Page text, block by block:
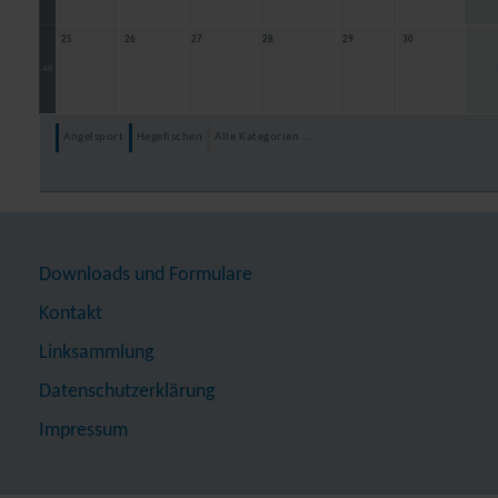
25 26 27 28 29 30
Angelsport Hegefischen Alle Kategorien ...
Downloads und Formulare
Kontakt
Linksammlung
Datenschutzerklärung
Impressum